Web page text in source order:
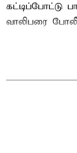
கட்டிப்போட்டு
வாலிபரை